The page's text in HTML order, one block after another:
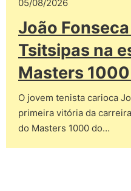
05/08/2026
João
Tsitsipas na
Masters
O jovem tenista carioca
primeira vitória da
do Masters 1000 do…